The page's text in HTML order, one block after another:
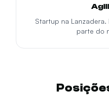
Startup na
parte do